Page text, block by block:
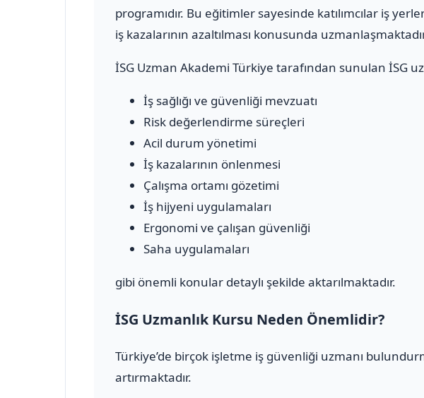
programıdır. Bu eğitimler sayesinde katılımcılar iş
iş kazalarının azaltılması konusunda
İSG Uzman Akademi Türkiye tarafından sunulan İSG
İş sağlığı ve güvenliği mevzuatı
Risk değerlendirme süreçleri
Acil durum yönetimi
İş kazalarının önlenmesi
Çalışma ortamı gözetimi
İş hijyeni uygulamaları
Ergonomi ve çalışan güvenliği
Saha uygulamaları
gibi önemli konular detaylı şekilde aktarılmaktadır.
İSG Uzmanlık Kursu Neden Önemlidir?
Türkiye’de birçok işletme iş güvenliği uzmanı
artırmaktadır.